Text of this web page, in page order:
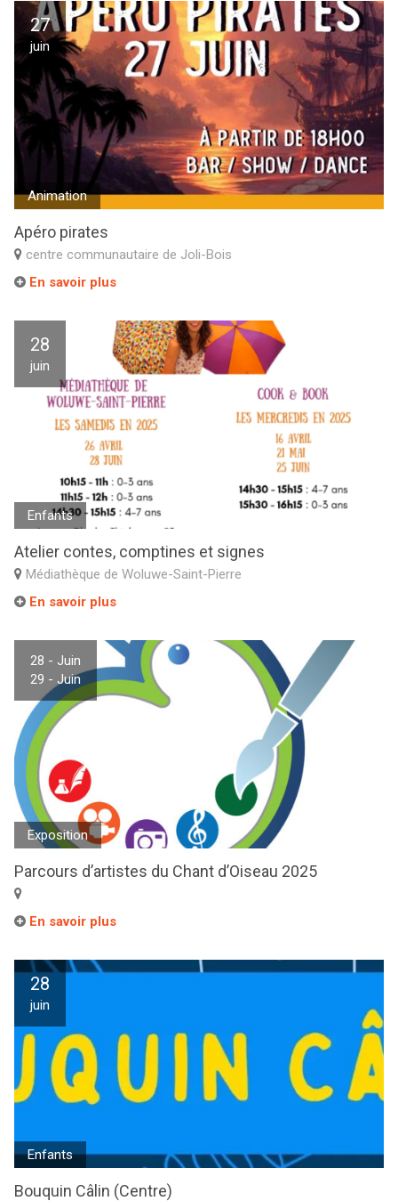
27
juin
Animation
Apéro pirates
centre communautaire de Joli-Bois
En savoir plus
28
juin
Enfants
Atelier contes, comptines et signes
Médiathèque de Woluwe-Saint-Pierre
En savoir plus
28 - Juin
29 - Juin
Exposition
Parcours d’artistes du Chant d’Oiseau 2025
En savoir plus
28
juin
Enfants
Bouquin Câlin (Centre)